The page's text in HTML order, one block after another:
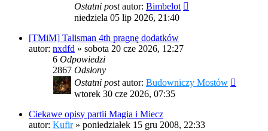
Ostatni postautor: Bimbelot
niedziela 05 lip 2026, 21:40
[TMiM] Talisman 4th pragnę dodatków
autor: nxdfd » sobota 20 cze 2026, 12:27
6 Odpowiedzi
2867 Odsłony
Ostatni postautor: Budowniczy Mostów
wtorek 30 cze 2026, 07:35
Ciekawe opisy partii Magia i Miecz
autor: Kufir» poniedziałek 15 gru 2008, 22:33